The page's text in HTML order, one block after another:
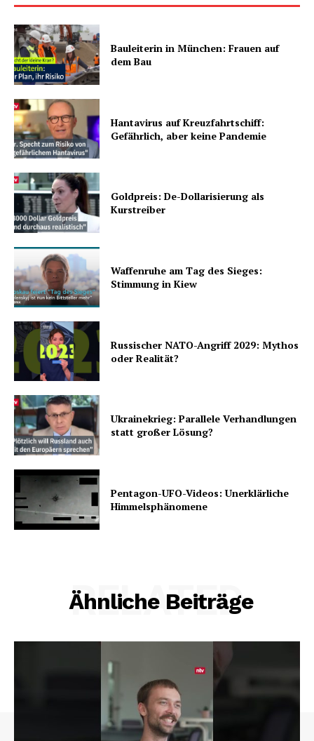
Bauleiterin in München: Frauen auf
dem Bau
Hantavirus auf Kreuzfahrtschiff:
Gefährlich, aber keine Pandemie
Goldpreis: De-Dollarisierung als
Kurstreiber
Waffenruhe am Tag des Sieges:
Stimmung in Kiew
Russischer NATO-Angriff 2029: Mythos
oder Realität?
Ukrainekrieg: Parallele Verhandlungen
statt großer Lösung?
Pentagon-UFO-Videos: Unerklärliche
Himmelsphänomene
Ähnliche Beiträge
RELATED